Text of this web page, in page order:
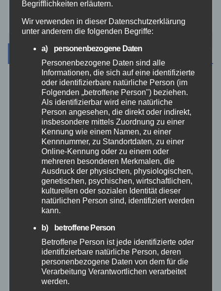
Zoll
Archiv
August 2026
Juli 2026
Juni 2026
Mai 2026
April 2026
März 2026
Februar 2026
Januar 2026
Begrifflichkeiten erläutern.
Wir verwenden in dieser Datenschutzerklärung
unter anderem die folgenden Begriffe:
a) personenbezogene Daten
Personenbezogene Daten sind alle
Informationen, die sich auf eine identifizierte
oder identifizierbare natürliche Person (im
Folgenden „betroffene Person") beziehen.
Als identifizierbar wird eine natürliche
Person angesehen, die direkt oder indirekt,
insbesondere mittels Zuordnung zu einer
Kennung wie einem Namen, zu einer
Kennnummer, zu Standortdaten, zu einer
Online-Kennung oder zu einem oder
mehreren besonderen Merkmalen, die
Ausdruck der physischen, physiologischen,
genetischen, psychischen, wirtschaftlichen,
kulturellen oder sozialen Identität dieser
natürlichen Person sind, identifiziert werden
kann.
b) betroffene Person
Betroffene Person ist jede identifizierte oder
identifizierbare natürliche Person, deren
personenbezogene Daten von dem für die
Verarbeitung Verantwortlichen verarbeitet
werden.